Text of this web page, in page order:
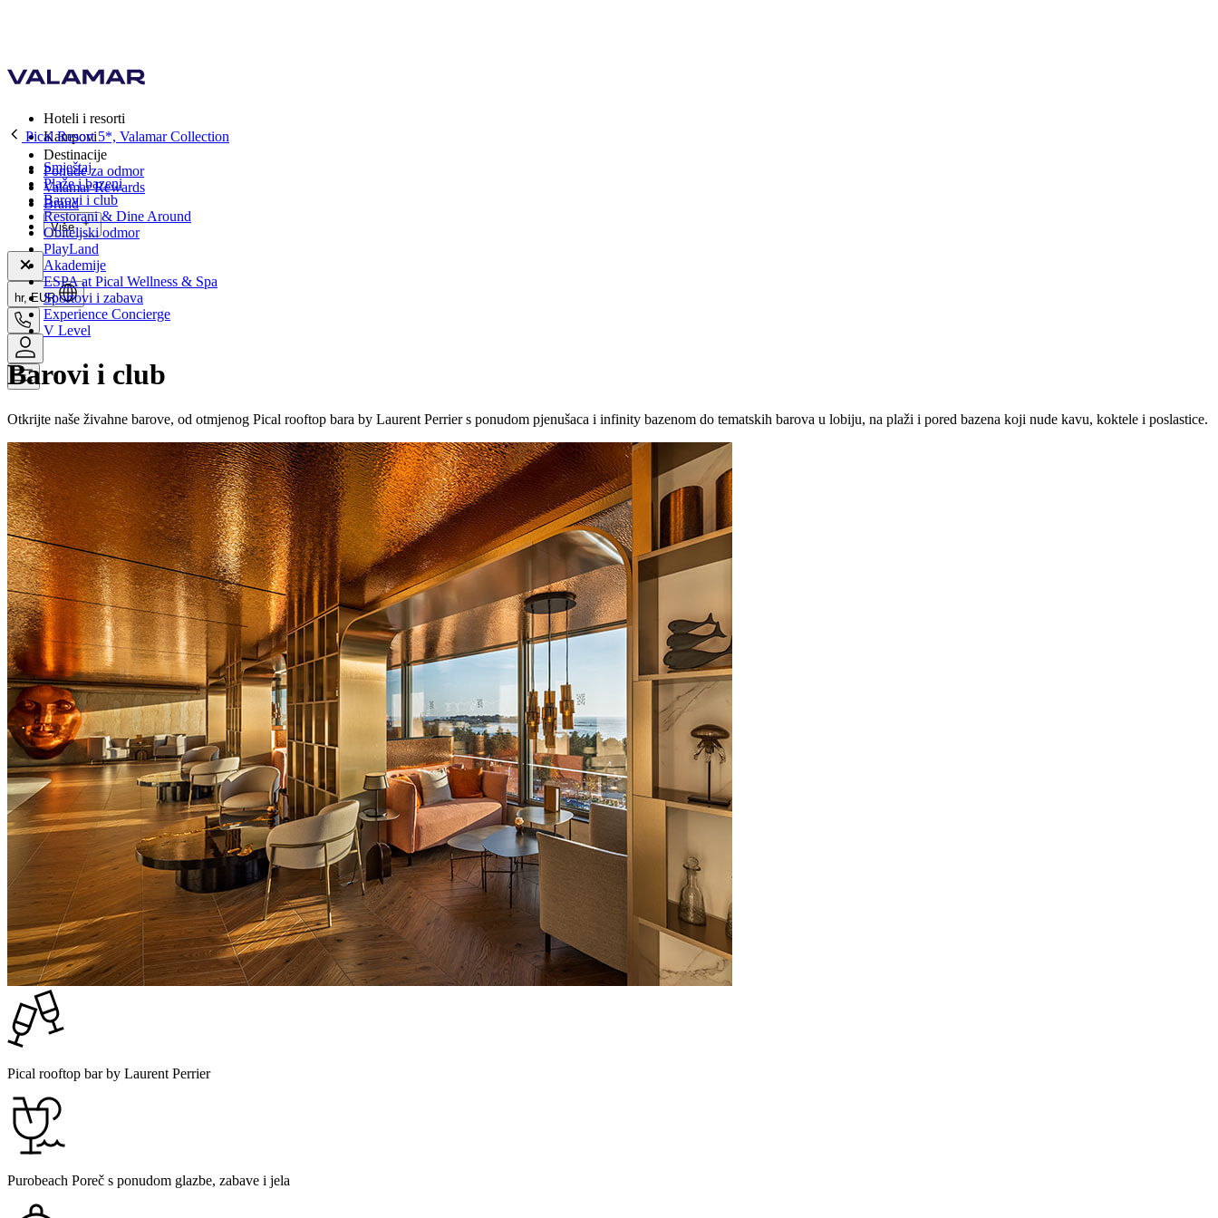
Hoteli i resorti
Kampovi
Destinacije
Ponude za odmor
Valamar Rewards
Brand
Više
hr, EUR
Pical Resort 5*, Valamar Collection
Smještaj
Plaže i bazeni
Barovi i club
Restorani & Dine Around
Obiteljski odmor
PlayLand
Akademije
ESPA at Pical Wellness & Spa
Sportovi i zabava
Experience Concierge
V Level
Barovi i club
Otkrijte naše živahne barove, od otmjenog Pical rooftop bara by Laurent Perrier s ponudom pjenušaca i infinity bazenom do tematskih barova u lobiju, na plaži i pored bazena koji nude kavu, koktele i poslastice.
Pical rooftop bar by Laurent Perrier
Purobeach Poreč s ponudom glazbe, zabave i jela